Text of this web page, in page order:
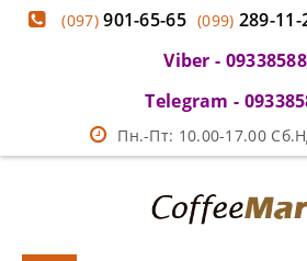
(097)901-65-65 (099) 289-11-
Viber -
Telegram -
Пн.-Пт: 10.00-17.00